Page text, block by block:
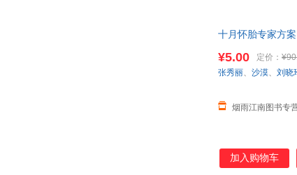
十月怀胎专家方
¥5.00 定价：
烟雨江南图书专
张秀丽、 沙漠、 刘晓
加入购物车